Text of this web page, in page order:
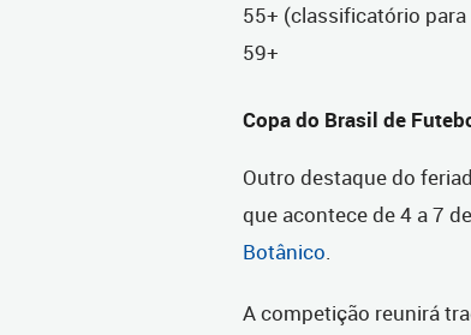
55+ (classificatório
59+
Copa do Brasil de
Outro destaque do
que acontece de 4 a 7
Botânico.
A competição reunirá